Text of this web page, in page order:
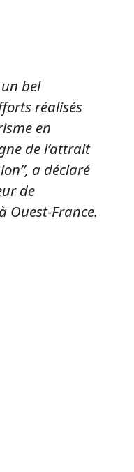
bel
réalisés
en
de l’attrait
a déclaré
de
Ouest-France.